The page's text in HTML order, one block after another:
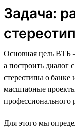
Задача:
Основная цель ВТБ
а построить диалог
стереотипы о банке
масштабные
профессионального
Для этого мы